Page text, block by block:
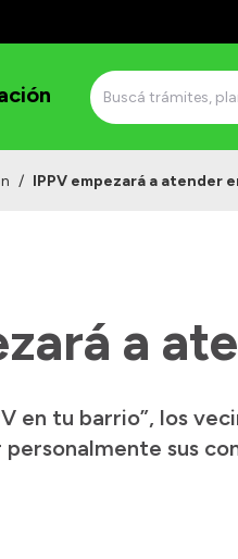
/ IPPV empezará a atender
a
en tu barrio”, los
sus